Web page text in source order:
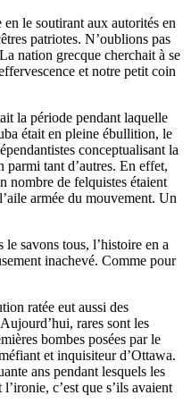
le soutirant aux autorités en
patriotes. N’oublions pas
nation grecque cherchait à se
et notre petit coin
la période pendant laquelle
était en pleine ébullition, le
conceptualisant la
parmi tant d’autres. En effet,
nombre de felquistes étaient
armée du mouvement. Un
savons tous, l’histoire en a
inachevé. Comme pour
ratée eut aussi des
rares sont les
bombes posées par le
et inquisiteur d’Ottawa.
ans pendant lesquels les
c’est que s’ils avaient